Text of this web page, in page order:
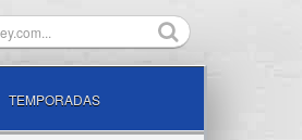
TEMPORADAS